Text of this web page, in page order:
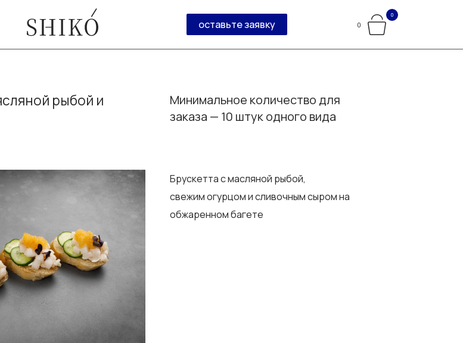
оставьте заявку 0
0
рыбой и
Минимальное количество для
заказа — 10 штук одного вида
Брускетта с масляной рыбой,
свежим огурцом и сливочным сыром на
обжаренном багете